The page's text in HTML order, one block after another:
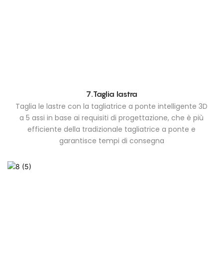
7.Taglia lastra
Taglia le lastre con la tagliatrice a ponte intelligente 3D
a 5 assi in base ai requisiti di progettazione, che è più
efficiente della tradizionale tagliatrice a ponte e
garantisce tempi di consegna